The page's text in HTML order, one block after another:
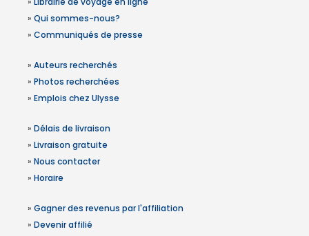
» Qui sommes-nous?
» Communiqués de presse
» Auteurs recherchés
» Photos recherchées
» Emplois chez Ulysse
» Délais de livraison
» Livraison gratuite
» Nous contacter
» Horaire
» Gagner des revenus par l'affiliation
» Devenir affilié